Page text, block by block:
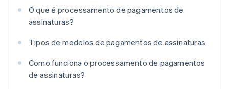
O que é processamento de pagamentos de
assinaturas?
Tipos de modelos de pagamentos de assinaturas
Como funciona o processamento de pagamentos
de assinaturas?